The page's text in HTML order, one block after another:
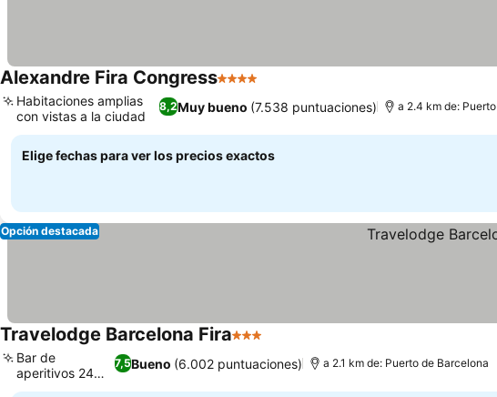
Alexandre Fira Congress4 Estrellas
8,2Muy bueno (7.538 puntuaciones)
Habitaciones amplias
con vistas a la ciudad
a 2.4 km de:
Elige fechas para ver los precios exactos
Opción destacada
Travelodge Barcelona Fira3 Estrellas
7,5Bueno (6.002 puntuaciones)
Bar de
aperitivos 24
horas
a 2.1 km de: Puerto de Barcelona